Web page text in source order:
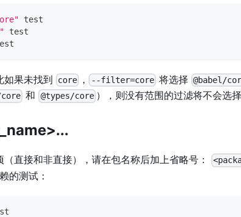
test
test
如果未找到 core ， --filter=core将选择 @babel/
core 和 @types/core），则没有范围的过滤将不会选择
直接和非直接），请在包名称后加上省略号：
的测试：